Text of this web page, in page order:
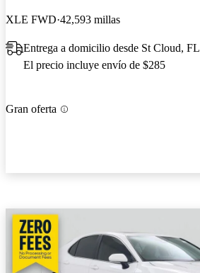
XLE FWD 42,593 millas
Entrega a domicilio desde St Cloud, FL
El precio incluye envío de $285
Gran oferta